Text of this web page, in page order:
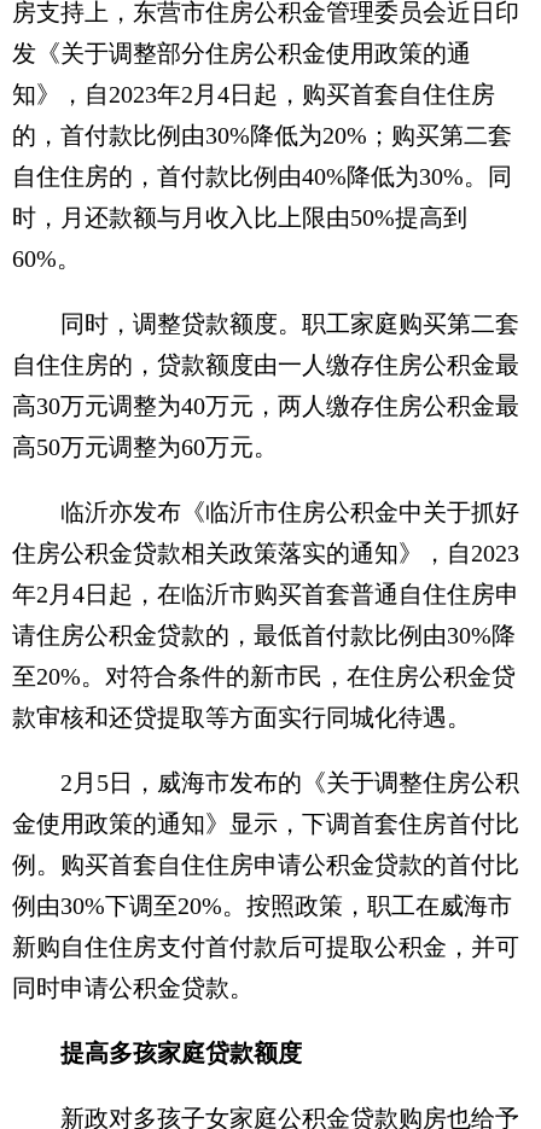
房支持上，东营市住房公积金管理委员会近日印
发《关于调整部分住房公积金使用政策的通
知》，自2023年2月4日起，购买首套自住住房
的，首付款比例由30%降低为20%；购买第二套
自住住房的，首付款比例由40%降低为30%。同
时，月还款额与月收入比上限由50%提高到
60%。
同时，调整贷款额度。职工家庭购买第二套
自住住房的，贷款额度由一人缴存住房公积金最
高30万元调整为40万元，两人缴存住房公积金最
高50万元调整为60万元。
临沂亦发布《临沂市住房公积金中关于抓好
住房公积金贷款相关政策落实的通知》，自2023
年2月4日起，在临沂市购买首套普通自住住房申
请住房公积金贷款的，最低首付款比例由30%降
至20%。对符合条件的新市民，在住房公积金贷
款审核和还贷提取等方面实行同城化待遇。
2月5日，威海市发布的《关于调整住房公积
金使用政策的通知》显示，下调首套住房首付比
例。购买首套自住住房申请公积金贷款的首付比
例由30%下调至20%。按照政策，职工在威海市
新购自住住房支付首付款后可提取公积金，并可
同时申请公积金贷款。
提高多孩家庭贷款额度
新政对多孩子女家庭公积金贷款购房也给予